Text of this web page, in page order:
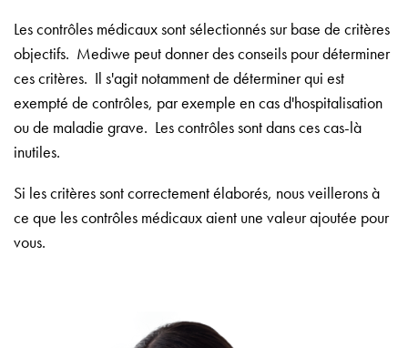
Les contrôles médicaux sont sélectionnés sur base de critères
objectifs. Mediwe peut donner des conseils pour déterminer
ces critères. Il s'agit notamment de déterminer qui est
exempté de contrôles, par exemple en cas d'hospitalisation
ou de maladie grave. Les contrôles sont dans ces cas-là
inutiles.
Si les critères sont correctement élaborés, nous veillerons à
ce que les contrôles médicaux aient une valeur ajoutée pour
vous.